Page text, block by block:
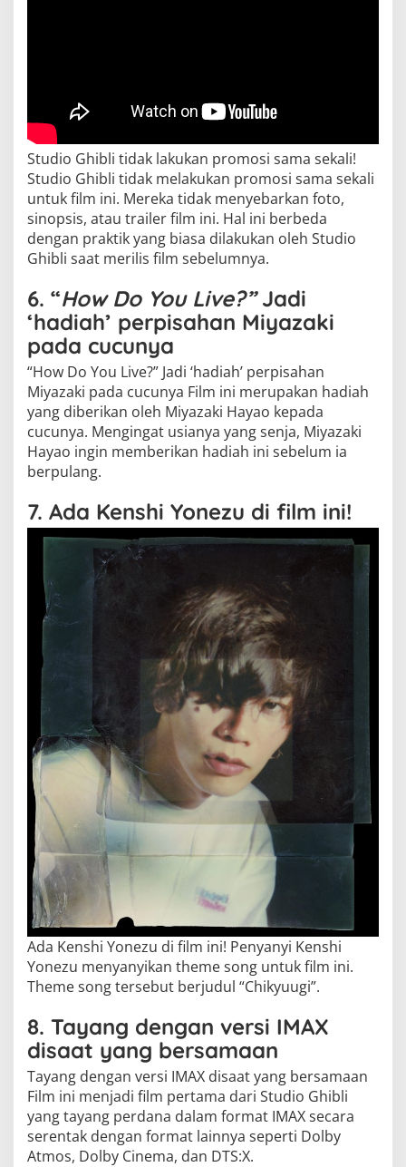
Studio Ghibli tidak lakukan promosi sama sekali!
Studio Ghibli tidak melakukan promosi sama sekali
untuk film ini. Mereka tidak menyebarkan foto,
sinopsis, atau trailer film ini. Hal ini berbeda
dengan praktik yang biasa dilakukan oleh Studio
Ghibli saat merilis film sebelumnya.
6. “How Do You Live?”Jadi
‘hadiah’ perpisahan Miyazaki
pada cucunya
“How Do You Live?” Jadi ‘hadiah’ perpisahan
Miyazaki pada cucunya Film ini merupakan hadiah
yang diberikan oleh Miyazaki Hayao kepada
cucunya. Mengingat usianya yang senja, Miyazaki
Hayao ingin memberikan hadiah ini sebelum ia
berpulang.
7. Ada Kenshi Yonezu di film ini!
Ada Kenshi Yonezu di film ini! Penyanyi Kenshi
Yonezu menyanyikan theme song untuk film ini.
Theme song tersebut berjudul “Chikyuugi”.
8. Tayang dengan versi IMAX
disaat yang bersamaan
Tayang dengan versi IMAX disaat yang bersamaan
Film ini menjadi film pertama dari Studio Ghibli
yang tayang perdana dalam format IMAX secara
serentak dengan format lainnya seperti Dolby
Atmos, Dolby Cinema, dan DTS:X.